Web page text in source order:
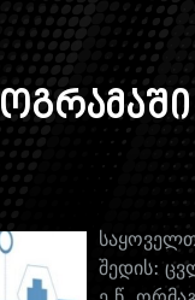
შედის: